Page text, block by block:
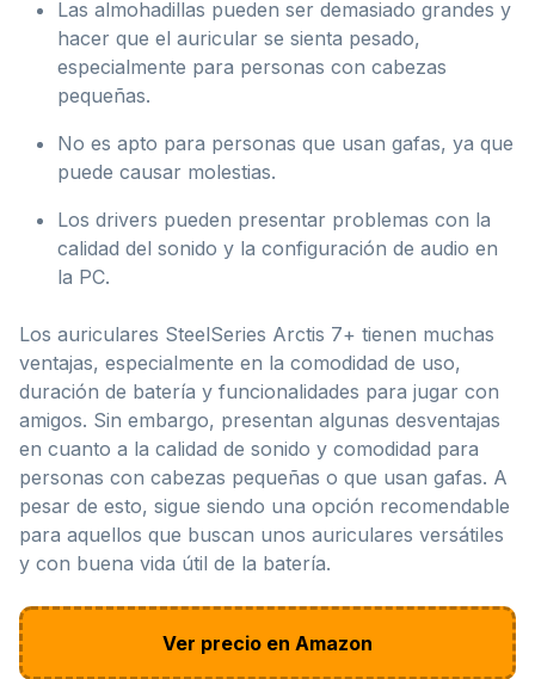
Las almohadillas pueden ser demasiado grandes y
hacer que el auricular se sienta pesado,
especialmente para personas con cabezas
pequeñas.
No es apto para personas que usan gafas, ya que
puede causar molestias.
Los drivers pueden presentar problemas con la
calidad del sonido y la configuración de audio en
la PC.
Los auriculares SteelSeries Arctis 7+ tienen muchas
ventajas, especialmente en la comodidad de uso,
duración de batería y funcionalidades para jugar con
amigos. Sin embargo, presentan algunas desventajas
en cuanto a la calidad de sonido y comodidad para
personas con cabezas pequeñas o que usan gafas. A
pesar de esto, sigue siendo una opción recomendable
para aquellos que buscan unos auriculares versátiles
y con buena vida útil de la batería.
Ver precio en Amazon